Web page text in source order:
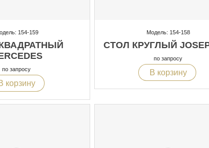
154-159
по запросу
корзину
Модель: 154-158
СТОЛ КРУГЛЫЙ
по запросу
В корзину